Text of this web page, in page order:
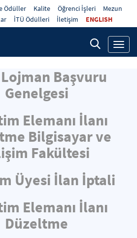
Ödüller Kalite Öğrenci İşleri
Mezun
İTÜ Ödülleri İletişim ENGLISH
Başvuru
Genelgesi
Elemanı İlanı
Bilgisayar ve
Fakültesi
Üyesi İlan İptali
Elemanı İlanı
Düzeltme